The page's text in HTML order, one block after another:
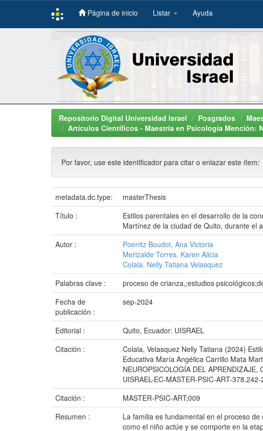
Skip
Página de inicio Listar Ayuda
Repositorio Digital Universidad Israel Posgrados
Artículos Científicos - Maestría en Psicología Mención:
Por favor, use este identificador para citar o enlazar este ítem:
metadata.dc.type:
masterThesis
Título :
Estilos parentales en el desarrollo de la
Martínez de la ciudad de Quito, durante el
Autor :
Poenitz Boudot, Ana Victoria
Merizalde Torres, Karen Alicia
Colala, Nelly Tatiana Velasquez
Palabras clave :
proceso de crianza,;estudios
Fecha de
publicación :
sep-2024
Editorial :
Quito, Ecuador: UISRAEL
Citación :
Colala, Velasquez Nelly Tatiana (2024)
Educativa María Angélica Carrillo Mata
NEUROPSICOLOGÍA DEL
UISRAEL-EC-MASTER-PSIC-ART-
Citación :
MASTER-PSIC-ART;009
Resumen :
La familia es fundamental en el proceso
como el niño actúe y se comporte en la